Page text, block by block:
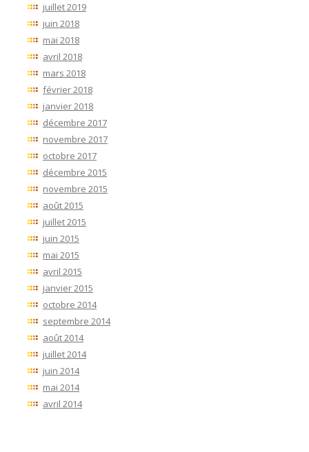
juillet 2019
juin 2018
mai 2018
avril 2018
mars 2018
février 2018
janvier 2018
décembre 2017
novembre 2017
octobre 2017
décembre 2015
novembre 2015
août 2015
juillet 2015
juin 2015
mai 2015
avril 2015
janvier 2015
octobre 2014
septembre 2014
août 2014
juillet 2014
juin 2014
mai 2014
avril 2014